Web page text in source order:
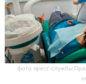
фото пресс-службы